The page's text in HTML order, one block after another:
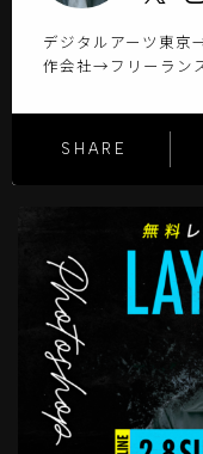
デジタルアーツ東
作会社→フリーラン
SHARE